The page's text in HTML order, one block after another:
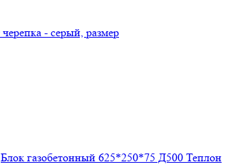
Блок газобетонный 625*250*75 Д500 Теплон